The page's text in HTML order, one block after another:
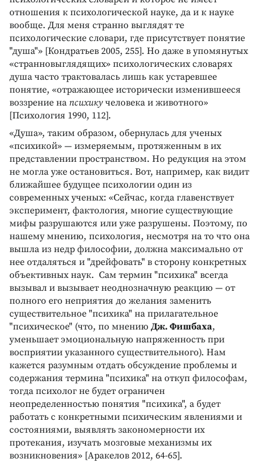
отношения к психологической науке, да и к науке
вообще. Для меня странно выглядят те
психологические словари, где присутствует понятие
"душа"» [Кондратьев 2005, 255]. Но даже в упомянутых
«странновыглядящих» психологических словарях
душа часто трактовалась лишь как устаревшее
понятие, «отражающее исторически изменившееся
воззрение на психику человека и животного»
[Психология 1990, 112].
«Душа», таким образом, обернулась для ученых
«психикой» — измеряемым, протяженным в их
представлении пространством. Но редукция на этом
не могла уже остановиться. Вот, например, как видит
ближайшее будущее психологии один из
современных ученых: «Сейчас, когда главенствует
эксперимент, фактология, многие существующие
мифы разрушаются или уже разрушены. Поэтому, по
нашему мнению, психология, несмотря на то что она
вышла из недр философии, должна максимально от
нее отдаляться и "дрейфовать" в сторону конкретных
объективных наук. Сам термин "психика" всегда
вызывал и вызывает неоднозначную реакцию — от
полного его неприятия до желания заменить
существительное "психика" на прилагательное
"психическое" (что, по мнению Дж. Фишбаха,
уменьшает эмоциональную напряженность при
восприятии указанного существительного). Нам
кажется разумным отдать обсуждение проблемы и
содержания термина "психика" на откуп философам,
тогда психолог не будет ограничен
неопределенностью понятия "психика", а будет
работать с конкретными психическим явлениями и
состояниями, выявлять закономерности их
протекания, изучать мозговые механизмы их
возникновения» [Аракелов 2012, 64-65].